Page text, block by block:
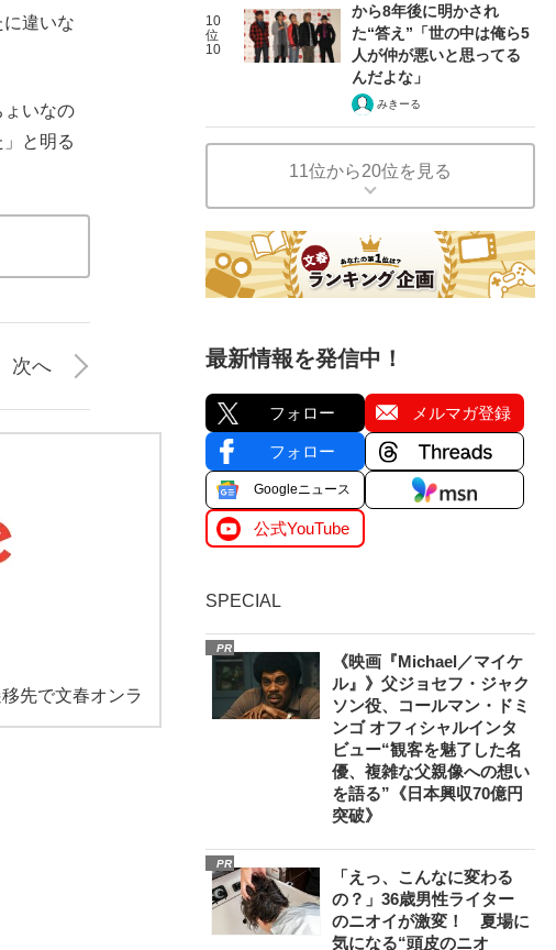
違いな
いなの
と明る
次へ
移先で文春オンラ
10
位
10
から8年後に明かされ
た“答え”「世の中は俺ら5
人が仲が悪いと思ってる
んだよな」
みきーる
11位から20位を見る
最新情報を発信中！
フォロー メルマガ登録
フォロー
Googleニュース
公式YouTube
SPECIAL
PR
《映画『Michael／マイケ
ル』》父ジョセフ・ジャク
ソン役、コールマン・ドミ
ンゴ オフィシャルインタ
ビュー“観客を魅了した名
優、複雑な父親像への想い
を語る”《日本興収70億円
突破》
PR
「えっ、こんなに変わる
の？」36歳男性ライター
のニオイが激変！ 夏場に
気になる“頭皮のニオ